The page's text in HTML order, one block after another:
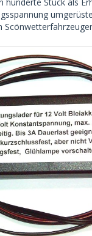
hunderte Stück als